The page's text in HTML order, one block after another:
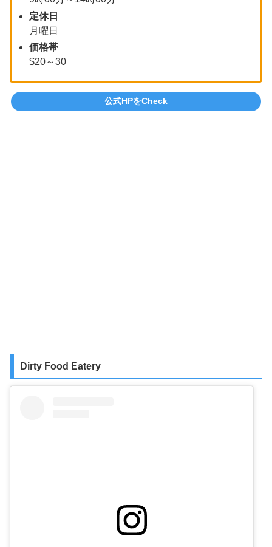
定休日
月曜日
価格帯
$20～30
公式HPをCheck
Dirty Food Eatery